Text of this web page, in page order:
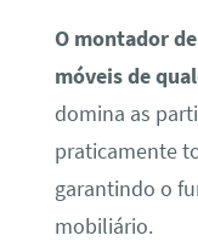
O montador
móveis de
domina as
praticamente
garantindo o
mobiliário.